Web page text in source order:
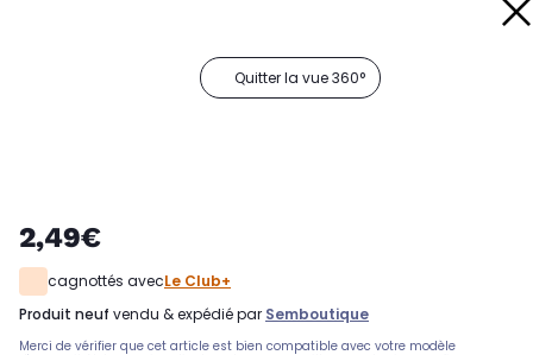
Quitter la vue 360°
2,49€
cagnottés avecLe Club+
produit neuf vendu & expédié par Semboutique
Merci de vérifier que cet article est bien compatible avec votre modèle